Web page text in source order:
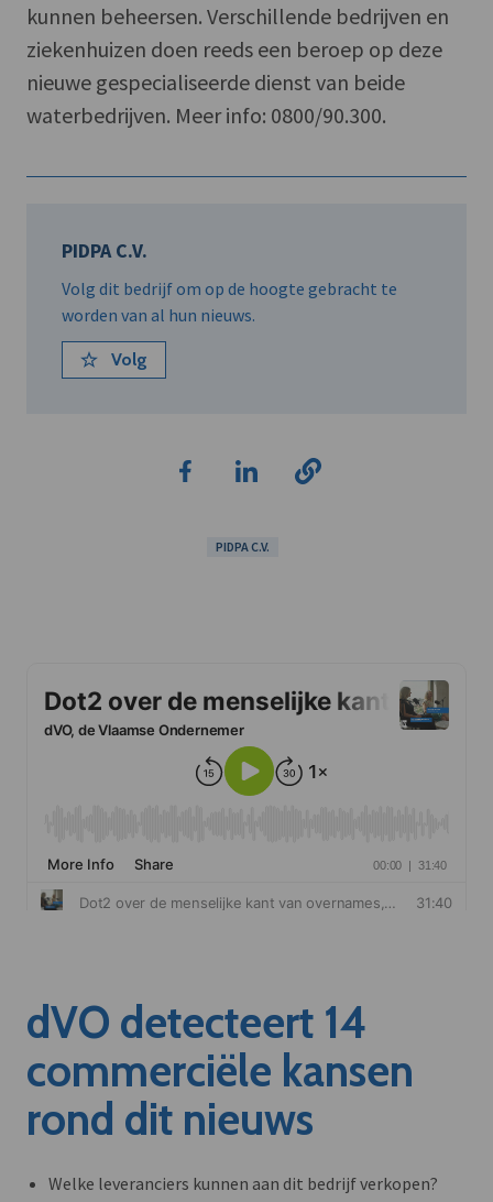
kunnen beheersen. Verschillende bedrijven en
ziekenhuizen doen reeds een beroep op deze
nieuwe gespecialiseerde dienst van beide
waterbedrijven. Meer info: 0800/90.300.
PIDPA C.V.
Volg dit bedrijf om op de hoogte gebracht te
worden van al hun nieuws.
Volg
PIDPA C.V.
dVO detecteert 14
commerciële kansen
rond dit nieuws
Welke leveranciers kunnen aan dit bedrijf verkopen?